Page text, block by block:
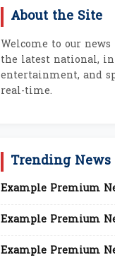
About the Site
Welcome to our
the latest national,
entertainment, and
real-time.
Trending News
Example Premium
Example Premium
Example Premium